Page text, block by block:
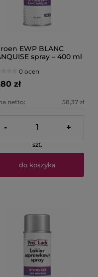
EWP BLANC
spray – 400 ml
0 ocen
zł
netto: 58,37 zł
- +
szt.
do koszyka